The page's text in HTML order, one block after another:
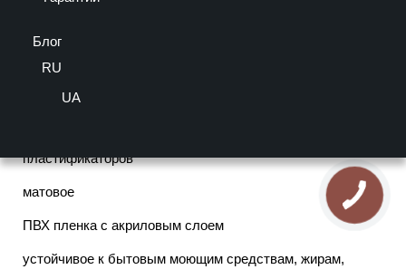
Блог
RU
UA
Производитель:
поверхности:
Важно! Цвет товара может отличаться от представленного на
Покрытие
пластификаторов
матовое
ПВХ пленка с акриловым слоем
устойчивое к бытовым моющим средствам, жирам,